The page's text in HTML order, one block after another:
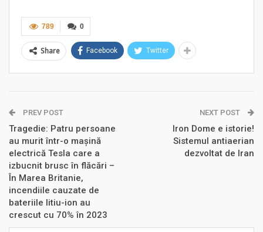
0
789
Share Facebook Twitter
PREV POST
Tragedie: Patru persoane
au murit într-o mașină
electrică Tesla care a
izbucnit brusc în flăcări –
În Marea Britanie,
incendiile cauzate de
bateriile litiu-ion au
crescut cu 70% în 2023
NEXT POST
Iron Dome e istorie!
Sistemul antiaerian
dezvoltat de Iran